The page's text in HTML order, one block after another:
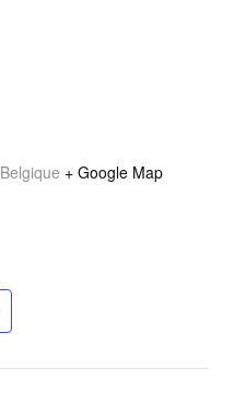
Belgique + Google Map